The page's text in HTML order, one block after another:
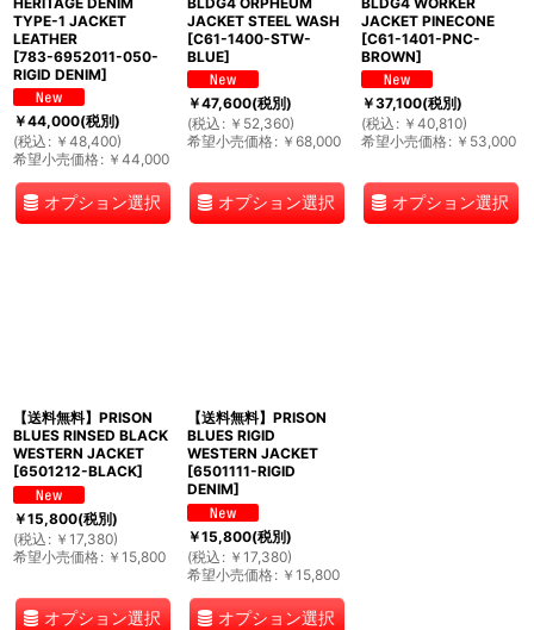
TYPE-1 JACKET
LEATHER
[783-6952011-050-
RIGID DENIM]
￥44,000(税別)
(税込 : ￥ 48,400)
希望小売価格: ￥ 44,000
オプション選択
JACKET STEEL WASH
[C61-1400-STW-
BLUE]
￥47,600(税別)
(税込 : ￥ 52,360)
希望小売価格: ￥ 68,000
オプション選択
JACKET PINECONE
[C61-1401-PNC-
BROWN]
￥37,100(税別)
(税込 : ￥ 40,810)
希望小売価格: ￥ 53,000
オプション選択
【送料無料】PRISON
BLUES RINSED BLACK
WESTERN JACKET
[6501212-BLACK]
￥15,800(税別)
(税込 : ￥ 17,380)
希望小売価格: ￥ 15,800
オプション選択
【送料無料】PRISON
BLUES RIGID
WESTERN JACKET
[6501111-RIGID
DENIM]
￥15,800(税別)
(税込 : ￥ 17,380)
希望小売価格: ￥ 15,800
オプション選択